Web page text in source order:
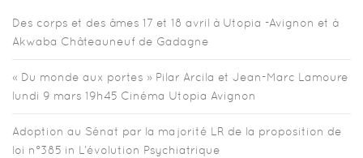
Des corps et des âmes 17 et 18 avril à Utopia -Avignon et à
Akwaba Châteauneuf de Gadagne
« Du monde aux portes » Pilar Arcila et Jean-Marc Lamoure
lundi 9 mars 19h45 Cinéma Utopia Avignon
Adoption au Sénat par la majorité LR de la proposition de
loi n°385 in L’évolution Psychiatrique